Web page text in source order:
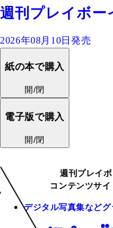
週刊プレイボー
2026年08月10日発売
紙の本で購入
開/閉
電子版で購入
開/閉
週刊プレイ
コンテンツサイ
デジタル写真集など